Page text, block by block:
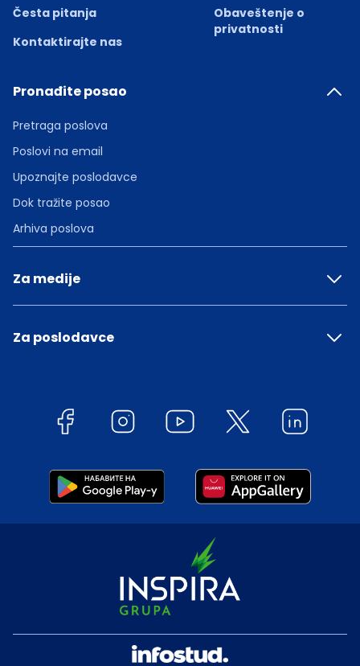
Česta pitanja
Kontaktirajte nas
Obaveštenje o
privatnosti
Pronađite posao
Pretraga poslova
Poslovi na email
Upoznajte poslodavce
Dok tražite posao
Arhiva poslova
Za medije
Za poslodavce